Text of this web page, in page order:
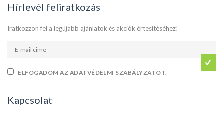
Hírlevél feliratkozás
Iratkozzon fel a legújabb ajánlatok és akciók értesítéséhez!
ELFOGADOM AZ ADATVÉDELMI SZABÁLYZATOT.
Kapcsolat